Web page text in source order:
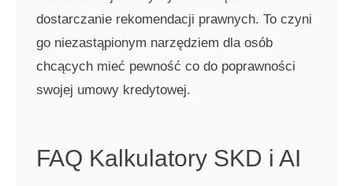
dostarczanie rekomendacji prawnych. To czyni
go niezastąpionym narzędziem dla osób
chcących mieć pewność co do poprawności
swojej umowy kredytowej.
FAQ Kalkulatory SKD i AI